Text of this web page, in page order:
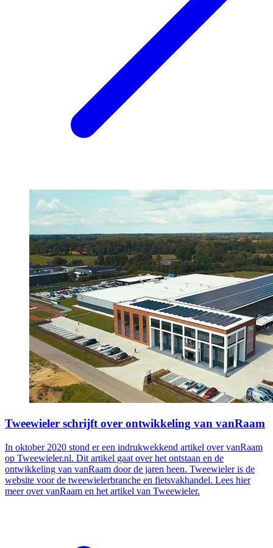
Tweewieler schrijft over ontwikkeling van vanRaam
In oktober 2020 stond er een indrukwekkend artikel over vanRaam
op Tweewieler.nl. Dit artikel gaat over het ontstaan en de
ontwikkeling van vanRaam door de jaren heen. Tweewieler is de
website voor de tweewielerbranche en fietsvakhandel. Lees hier
meer over vanRaam en het artikel van Tweewieler.